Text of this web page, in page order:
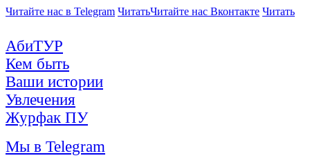
Читайте нас в Telegram ЧитатьЧитайте нас Вконтакте Читать
АбиТУР
Кем быть
Ваши истории
Увлечения
Журфак ПУ
Мы в Telegram